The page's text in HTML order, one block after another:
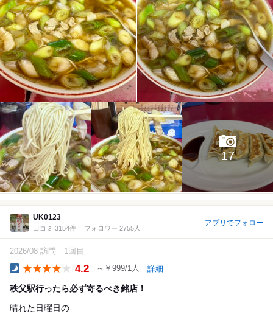
17
UK0123
口コミ 3154件 フォロワー 2755人
アプリでフォロー
2026/08 訪問 1回目
4.2 ～￥999/1人 詳細
秩父駅行ったら必ず寄るべき銘店！
晴れた日曜日の